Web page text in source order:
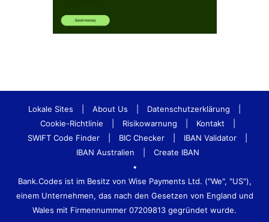
Lokale Sites About Us Datenschutzerklärung
Cookie-Richtlinie
Risikowarnung Kontakt
SWIFT Code Finder
BIC Checker IBAN Validator
IBAN Australien
Create IBAN
•
Bank.Codes ist im Besitz von Wise Payments Ltd. ("We", "US"),
einem Unternehmen, das nach den Gesetzen von England und
Wales mit Firmennummer 07209813 gegründet wurde.